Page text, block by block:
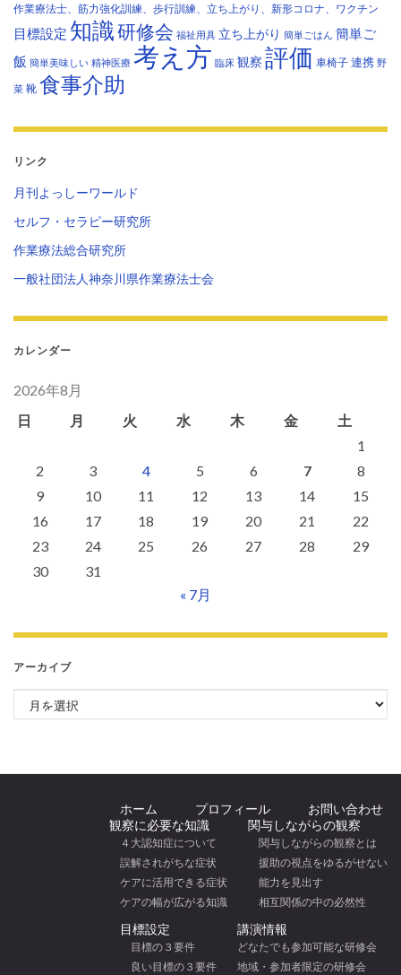
作業療法士、筋力強化訓練、歩行訓練、立ち上がり、新形コロナ、ワクチン
目標設定 知識研修会 福祉用具 立ち上がり 簡単ごはん 簡単ご
飯 簡単美味しい 精神医療 考え方 臨床 観察 評価 車椅子 連携 野
菜 靴 食事介助
リンク
月刊よっしーワールド
セルフ・セラピー研究所
作業療法総合研究所
一般社団法人神奈川県作業療法士会
カレンダー
2026年8月
日
月 火 水 木 金
土
1
2
3 4 5 6 7
8
9
10 11 12 13 14
15
16
17 18 19 20 21
22
23
24 25 26 27 28
29
30
31
« 7月
アーカイブ
アーカイブ
ホーム プロフィール
お問い合わせ
観察に必要な知識
４大認知症について
誤解されがちな症状
ケアに活用できる症状
ケアの幅が広がる知識
関与しながらの観察
関与しながらの観察とは
援助の視点をゆるがせない
能力を見出す
相互関係の中の必然性
目標設定
目標の３要件
良い目標の３要件
講演情報
どなたでも参加可能な研修会
地域・参加者限定の研修会